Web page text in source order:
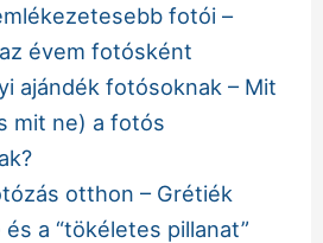
fotói –
évem fotósként
ajándék fotósoknak – Mit
mit ne) a fotós
otthon – Grétiék
a “tökéletes pillanat”